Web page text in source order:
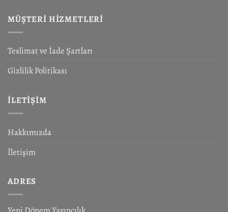
MÜŞTERI HIZMETLERI
Teslimat ve İade Şartları
Gizlilik Politikası
İLETIŞIM
Hakkımızda
İletişim
ADRES